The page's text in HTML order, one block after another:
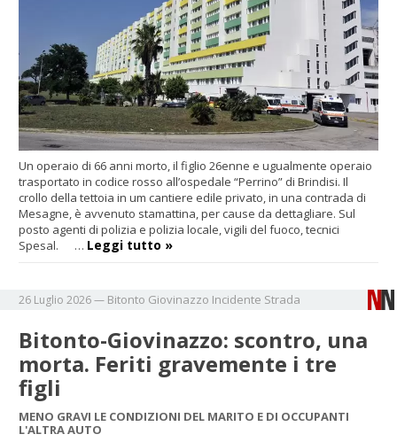
Un operaio di 66 anni morto, il figlio 26enne e ugualmente operaio
trasportato in codice rosso all’ospedale “Perrino” di Brindisi. Il
crollo della tettoia in um cantiere edile privato, in una contrada di
Mesagne, è avvenuto stamattina, per cause da dettagliare. Sul
posto agenti di polizia e polizia locale, vigili del fuoco, tecnici
Spesal. … Leggi tutto »
26 Luglio 2026— Bitonto Giovinazzo Incidente Strada
Bitonto-Giovinazzo: scontro, una
morta. Feriti gravemente i tre
figli
MENO GRAVI LE CONDIZIONI DEL MARITO E DI OCCUPANTI
L'ALTRA AUTO